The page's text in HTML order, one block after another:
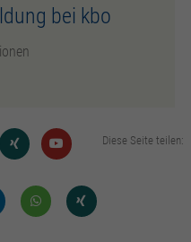
bei kbo
Diese Seite teilen:
WhatsappXing